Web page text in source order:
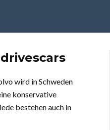
wird in Schweden
konservative
bestehen auch in